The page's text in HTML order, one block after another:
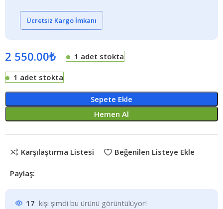
Ücretsiz Kargo İmkanı
2 550.00₺ 1 adet stokta
1 adet stokta
Sepete Ekle
Hemen Al
Karşılaştırma Listesi Beğenilen Listeye Ekle
Paylaş:
17 kişi şimdi bu ürünü görüntülüyor!